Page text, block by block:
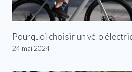
Pourquoi choisir un vélo
24 mai 2024